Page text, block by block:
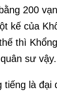
200
kế của
thì
sư vậy.
tiếng là đại